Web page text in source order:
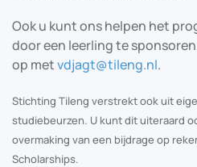
Ook u kunt ons helpen het
door een leerling te
op metvdjagt@tileng.nl.
Stichting Tileng verstrekt ook uit
studiebeurzen. U kunt dit uiteraard
overmaking van een bijdrage op
Scholarships.